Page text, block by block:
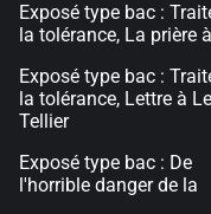
Exposé type bac :
la tolérance, La prière
Exposé type bac :
la tolérance, Lettre à Le
Tellier
Exposé type bac : De
l'horrible danger de la